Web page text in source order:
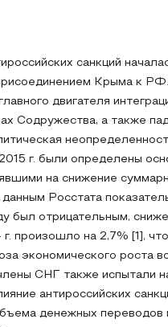
санкций
Крыма к
двигателя
Содружества, а также
г. были определены
на снижение
Росстата
был отрицательным,
произошло на 2,7% [1],
экономического роста
СНГ также испытали
антироссийских
денежных переводов